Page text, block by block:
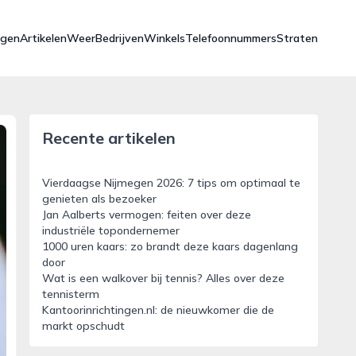
ArtikelenWeerBedrijvenWinkelsTelefoonnummersStraten
Recente artikelen
Vierdaagse Nijmegen 2026: 7 tips om optimaal te
genieten als bezoeker
Jan Aalberts vermogen: feiten over deze
industriële topondernemer
1000 uren kaars: zo brandt deze kaars dagenlang
door
Wat is een walkover bij tennis? Alles over deze
tennisterm
Kantoorinrichtingen.nl: de nieuwkomer die de
markt opschudt